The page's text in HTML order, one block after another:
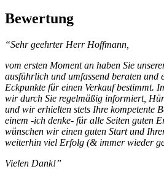
Bewertung
“Sehr geehrter Herr Hoffmann,
vom ersten Moment an haben Sie
ausführlich und umfassend beraten und
Eckpunkte für einen Verkauf bestimmt.
wir durch Sie regelmäßig informiert,
und wir erhielten stets Ihre kompetente
einem -ich denke- für alle Seiten guten
wünschen wir einen guten Start und
weiterhin viel Erfolg (& immer wieder
Vielen Dank!”